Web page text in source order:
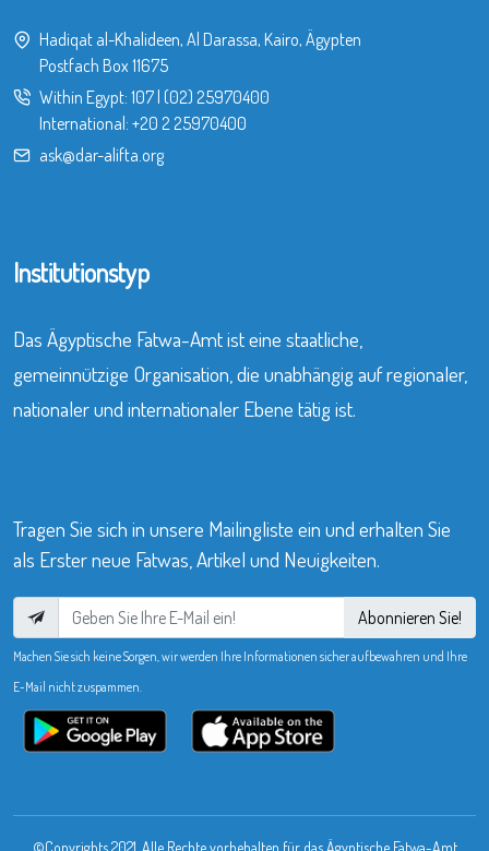
Hadiqat al-Khalideen, Al Darassa, Kairo, Ägypten
Postfach Box 11675
Within Egypt: 107| (02) 25970400
International: +20 2 25970400
ask@dar-alifta.org
Institutionstyp
Das Ägyptische Fatwa-Amt ist eine staatliche,
gemeinnützige Organisation, die unabhängig auf regionaler,
nationaler und internationaler Ebene tätig ist.
Tragen Sie sich in unsere Mailingliste ein und erhalten Sie
als Erster neue Fatwas, Artikel und Neuigkeiten.
Abonnieren Sie!
Machen Sie sich keine Sorgen, wir werden Ihre Informationen sicher aufbewahren und Ihre
E-Mail nicht zuspammen.
©Copyrights 2021. Alle Rechte vorbehalten für das Ägyptische Fatwa-Amt